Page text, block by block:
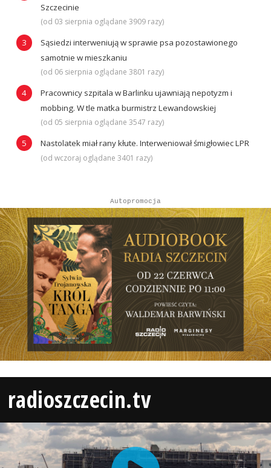
Szczecinie
(od 03 sierpnia oglądane 3909 razy)
Sąsiedzi interweniują w sprawie psa pozostawionego
samotnie w mieszkaniu
(od 06 sierpnia oglądane 3801 razy)
Pracownicy szpitala w Barlinku ujawniają nepotyzm i
mobbing. W tle matka burmistrz Lewandowskiej
(od 05 sierpnia oglądane 3547 razy)
Nastolatek miał rany kłute. Interweniował śmigłowiec LPR
(od wczoraj oglądane 3401 razy)
Autopromocja
radioszczecin.tv